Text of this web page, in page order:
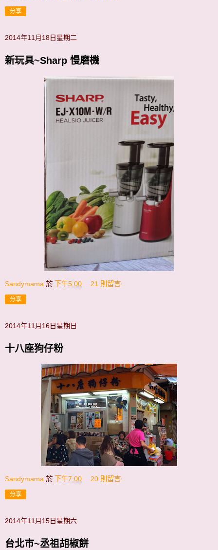
分享
2014年11月18日星期二
新玩具~Sharp 慢磨機
Sandymama 於 下午5:00 21 則留言:
分享
2014年11月16日星期日
十八座狗仔粉
Sandymama 於 下午7:00 20 則留言:
分享
2014年11月15日星期六
台北巿~丞祖胡椒餅